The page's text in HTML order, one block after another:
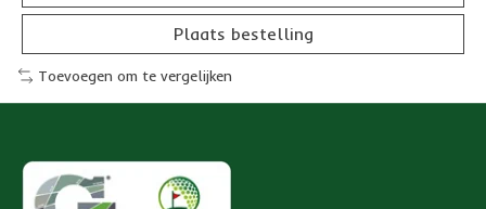
Plaats bestelling
Toevoegen om te vergelijken